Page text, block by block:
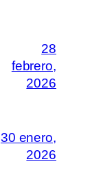
28
febrero,
2026
30 enero,
2026